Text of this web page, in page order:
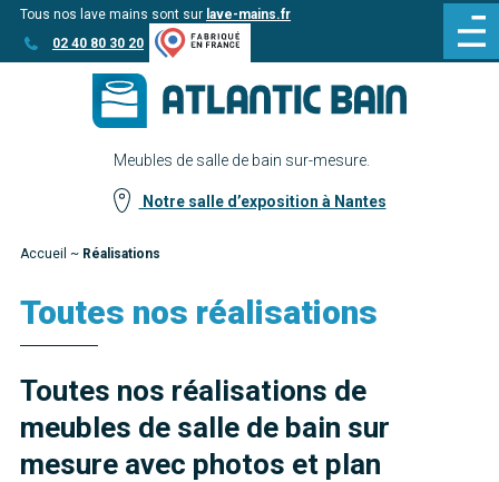
Aller
au
Aller au
contenu
Tous nos lave mains sont sur lave-mains.fr
02 40 80 30 20
Meubles de salle de bain sur-mesure.
Notre salle d’exposition à Nantes
Accueil ~ Réalisations
Toutes nos réalisations
Toutes nos réalisations de
meubles de salle de bain sur
mesure avec photos et plan